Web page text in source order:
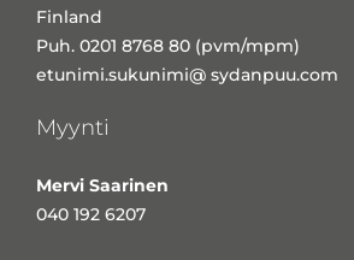
Finland
Puh. 0201 8768 80 (pvm/mpm)
etunimi.sukunimi@ sydanpuu.com
Myynti
Mervi Saarinen
040 192 6207